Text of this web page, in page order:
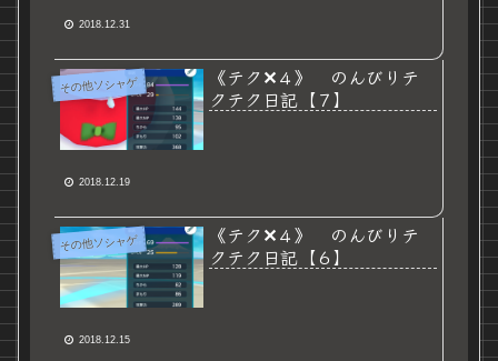
2018.12.31
その他ソシャゲ
《テク✕４》 のんびりテ
クテク日記【７】
2018.12.19
その他ソシャゲ
《テク✕４》 のんびりテ
クテク日記【６】
2018.12.15